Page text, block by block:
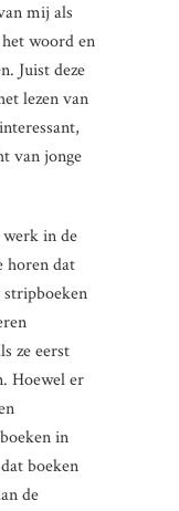
mij als
woord en
Juist deze
lezen van
van jonge
in de
horen dat
stripboeken
ze eerst
Hoewel er
in
boeken
de